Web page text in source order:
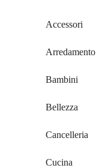
Sidebar
Accessori
Arredamento
Bambini
Bellezza
Cancelleria
Cucina